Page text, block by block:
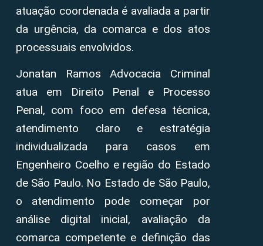
atuação coordenada é avaliada a partir
da urgência, da comarca e dos atos
processuais envolvidos.
Jonatan Ramos Advocacia Criminal
atua em Direito Penal e Processo
Penal, com foco em defesa técnica,
atendimento claro e estratégia
individualizada para casos em
Engenheiro Coelho e região do Estado
de São Paulo. No Estado de São Paulo,
o atendimento pode começar por
análise digital inicial, avaliação da
comarca competente e definição das